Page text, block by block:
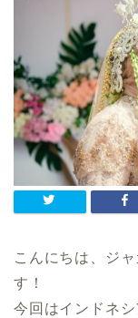
こんにちは、ジ
す！
今回はインドネ